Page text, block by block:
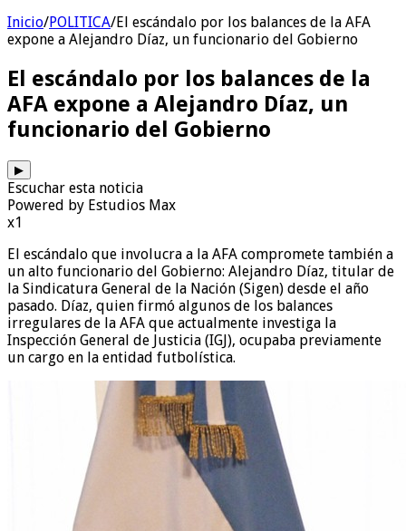
Inicio/POLITICA/El escándalo por los balances de la AFA
expone a Alejandro Díaz, un funcionario del Gobierno
El escándalo por los balances de la
AFA expone a Alejandro Díaz, un
funcionario del Gobierno
▶
Escuchar esta noticia
Powered by Estudios Max
x1
El escándalo que involucra a la AFA compromete también a
un alto funcionario del Gobierno: Alejandro Díaz, titular de
la Sindicatura General de la Nación (Sigen) desde el año
pasado. Díaz, quien firmó algunos de los balances
irregulares de la AFA que actualmente investiga la
Inspección General de Justicia (IGJ), ocupaba previamente
un cargo en la entidad futbolística.